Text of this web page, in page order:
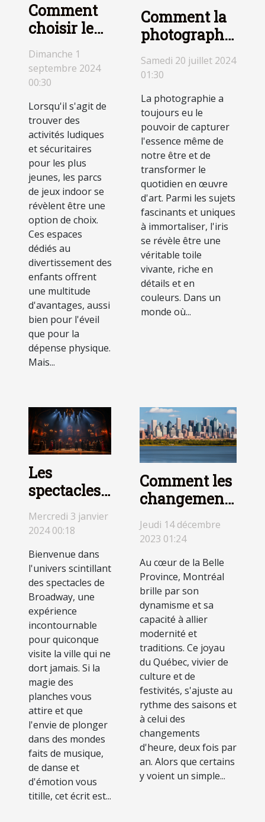
Comment
choisir le
meilleur
parc de
jeux indoor
pour vos
enfants
Dimanche 1
septembre 2024
00:30
Lorsqu'il s'agit de
trouver des
activités ludiques
et sécuritaires
pour les plus
jeunes, les parcs
de jeux indoor se
révèlent être une
option de choix.
Ces espaces
dédiés au
divertissement des
enfants offrent
une multitude
d'avantages, aussi
bien pour l'éveil
que pour la
dépense physique.
Mais...
Comment la
photographie
d'iris peut
transformer
en art
Samedi 20 juillet 2024
01:30
La photographie a
toujours eu le
pouvoir de capturer
l'essence même de
notre être et de
transformer le
quotidien en œuvre
d'art. Parmi les sujets
fascinants et uniques
à immortaliser, l'iris
se révèle être une
véritable toile
vivante, riche en
détails et en
couleurs. Dans un
monde où...
Les
spectacles
de
Broadway
manquer
lors de
votre
séjour
Mercredi 3 janvier
2024 00:18
Bienvenue dans
l'univers scintillant
des spectacles de
Broadway, une
expérience
incontournable
pour quiconque
visite la ville qui ne
dort jamais. Si la
magie des
planches vous
attire et que
l'envie de plonger
dans des mondes
faits de musique,
de danse et
d'émotion vous
titille, cet écrit est...
Comment les
changements
d'heure
affectent les
touristiques à
Montréal
Jeudi 14 décembre
2023 01:24
Au cœur de la Belle
Province, Montréal
brille par son
dynamisme et sa
capacité à allier
modernité et
traditions. Ce joyau
du Québec, vivier de
culture et de
festivités, s'ajuste au
rythme des saisons et
à celui des
changements
d'heure, deux fois par
an. Alors que certains
y voient un simple...